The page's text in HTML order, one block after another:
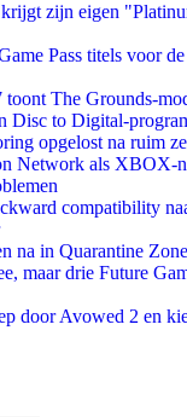
zijn eigen
Pass titels voor de
The Grounds-
Disc to Digital-
opgelost na ruim
Network als XBOX-
compatibility
na in Quarantine
maar drie Future
door Avowed 2 en